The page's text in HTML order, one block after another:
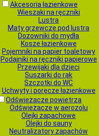
Akcesoria łazienkowe
Wieszaki na ręczniki
Lustra
Maty grzewcze pod lustra
Dozowniki do mydła
Kosze łazienkowe
Pojemniki na papier toaletowy
Podajniki na ręczniki papierowe
Przewijaki dla dzieci
Suszarki do rąk
Szczotki do WC
Uchwyty i poręcze łazienkowe
Odświeżacze powietrza
Odświeżacze w aerozolu
Olejki zapachowe
Olejki do sauny
Neutralizatory zapachów